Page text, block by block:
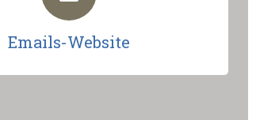
Emails-Website